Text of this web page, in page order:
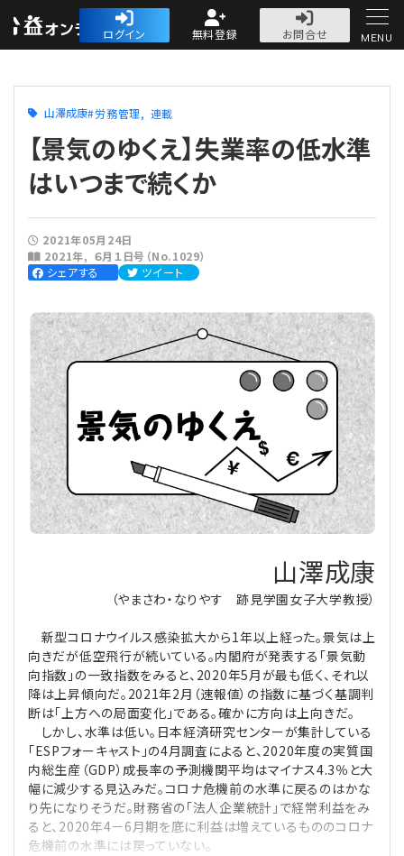
公益・一般法人オ
ログイン 無料登録
お問合せ
人気記事
法人運営
法人運営
理事会
評議員会・社員総会
理事・監事
評議員
法改正-法人運営
会計・税務
会計・税務
定期提出書類
会計処理
寄附
電子帳簿保存法
労務
労務
労務管理
給与計算
法務
法務
利益相反取引
経営
経営
連載
カレンダー
NEWS・TOPIC・特報
【連載】オピニオンリーダーのnote
【連載】会計相談室
【連載】公益法人運営実務の処方箋
【連載】これからの時代の資産運用
【連載】採用・定着・育成のための人事戦略
【連載】事例に学ぶ立入検査で想定される指摘事項
【連載】シェアコモン200インタビュー
【連載】シェアコモン200 誌上相談室
【連載】実務と税務のポイント
公益・一般法人オンラインとは
登録案内
専門誌一覧
お問合せ
プライバシーポリシー
MENU
山澤成康 労務管理 連載
【景気のゆくえ】失業率の低水準
はいつまで続くか
2021年05月24日
2021年
６月１日号（No.1029）
シェアする
ツイート
山澤成康
（やまさわ・なりやす 跡見学園女子大学教授）
新型コロナウイルス感染拡大から1年以上経った。景気は上
向きだが低空飛行が続いている。内閣府が発表する「景気動
向指数」の一致指数をみると、2020年5月が最も低く、それ以
降は上昇傾向だ。2021年2月（速報値）の指数に基づく基調判
断は「上方への局面変化」である。確かに方向は上向きだ。
しかし、水準は低い。日本経済研究センターが集計している
「ESPフォーキャスト」の4月調査によると、2020年度の実質国
内総生産（GDP）成長率の予測機関平均はマイナス4.3％と大
幅に減少する見込みだ。コロナ危機前の水準に戻るのはかな
り先になりそうだ。財務省の「法人企業統計」で経常利益をみ
ると、2020年4－6月期を底に利益は増えているもののコロナ
危機前の水準には戻っていない。